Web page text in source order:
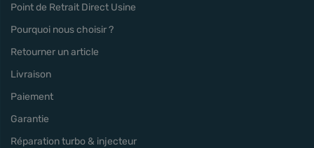
Point de Retrait Direct Usine
Pourquoi nous choisir ?
Retourner un article
Livraison
Paiement
Garantie
Réparation turbo & injecteur